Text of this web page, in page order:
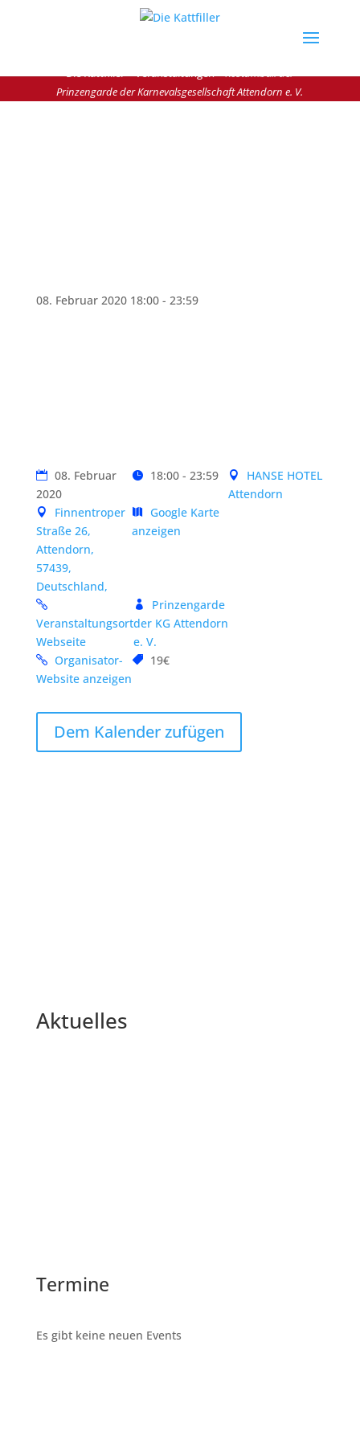
Die Kattfiller>Veranstaltungen>Kostümball der
Prinzengarde der Karnevalsgesellschaft Attendorn e. V.
08. Februar 202018:00- 23:59
08. Februar
2020
18:00 - 23:59
HANSE HOTEL
Attendorn
Finnentroper
Straße 26,
Attendorn,
57439,
Deutschland,
Google Karte
anzeigen
Veranstaltungsort
Webseite
Prinzengarde
der KG Attendorn
e. V.
Organisator-
Website anzeigen
19€
Dem Kalender zufügen
Aktuelles
Termine
Es gibt keine neuen Events